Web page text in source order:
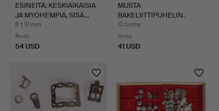
ESINEITÄ; KESKIAIKAISIA
JA MYÖHEMPIÄ, SISÄ…
8 t 31 min
Arvio
54 USD
MUSTA
BAKELIITTIPUHELIN.
12 tuntia
Arvio
41 USD